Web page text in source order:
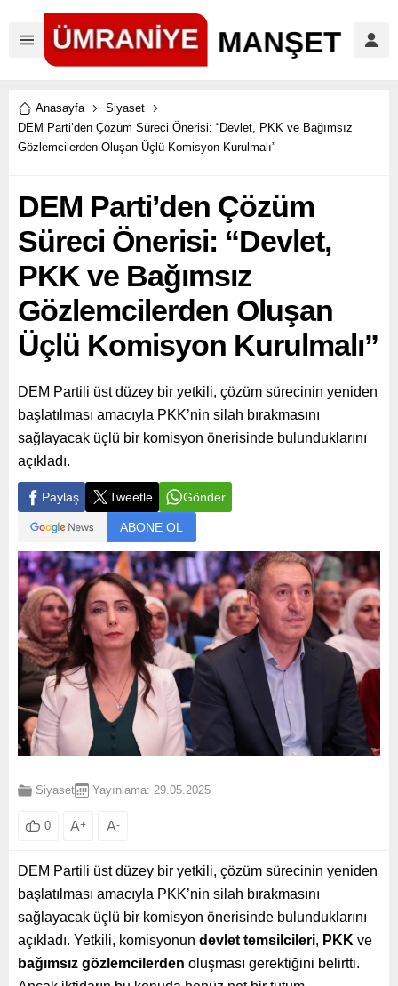
Anasayfa
Siyaset
DEM Parti’den Çözüm Süreci Önerisi: “Devlet, PKK ve Bağımsız
Gözlemcilerden Oluşan Üçlü Komisyon Kurulmalı”
DEM Parti’den Çözüm
Süreci Önerisi: “Devlet,
PKK ve Bağımsız
Gözlemcilerden Oluşan
Üçlü Komisyon Kurulmalı”
DEM Partili üst düzey bir yetkili, çözüm sürecinin yeniden
başlatılması amacıyla PKK’nin silah bırakmasını
sağlayacak üçlü bir komisyon önerisinde bulunduklarını
açıkladı.
Paylaş Tweetle Gönder
ABONE OL
Siyaset Yayınlama: 29.05.2025
0 A+ A-
DEM Partili üst düzey bir yetkili, çözüm sürecinin yeniden
başlatılması amacıyla PKK’nin silah bırakmasını
sağlayacak üçlü bir komisyon önerisinde bulunduklarını
açıkladı. Yetkili, komisyonun devlet temsilcileri, PKK ve
bağımsız gözlemcilerden oluşması gerektiğini belirtti.